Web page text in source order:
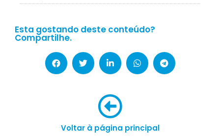
Esta gostando deste conteúdo?
Compartilhe.
Voltar à página principal